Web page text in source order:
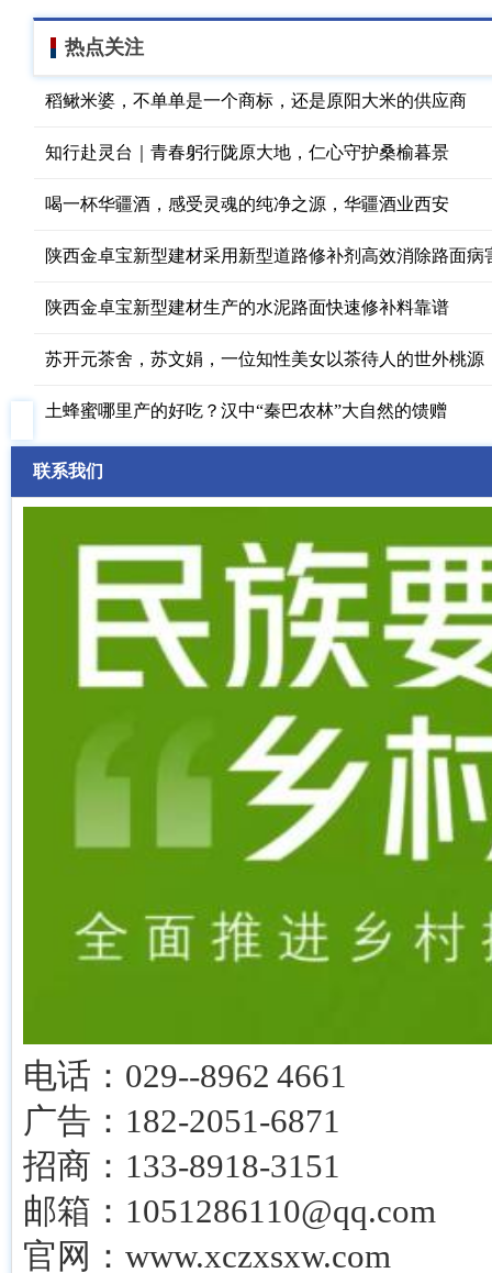
热点关注
稻鳅米婆，不单单是一个商标，还是原阳大米的供应商
知行赴灵台｜青春躬行陇原大地，仁心守护桑榆暮景
喝一杯华疆酒，感受灵魂的纯净之源，华疆酒业西安
陕西金卓宝新型建材采用新型道路修补剂高效消除路面病
陕西金卓宝新型建材生产的水泥路面快速修补料靠谱
苏开元茶舍，苏文娟，一位知性美女以茶待人的世外桃源
土蜂蜜哪里产的好吃？汉中“秦巴农林”大自然的馈赠
联系我们
电话：029--8962 4661
广告：182-2051-6871
招商：133-8918-3151
邮箱：1051286110@qq.com
官网：www.xczxsxw.com